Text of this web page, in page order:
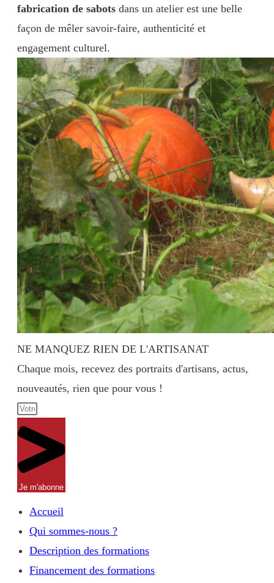
fabrication de sabots dans un atelier est une belle
façon de mêler savoir-faire, authenticité et
engagement culturel.
NE MANQUEZ RIEN DE L'ARTISANAT
Chaque mois, recevez des portraits d'artisans, actus,
nouveautés, rien que pour vous !
Je m'abonne
Accueil
Qui sommes-nous ?
Description des formations
Financement des formations